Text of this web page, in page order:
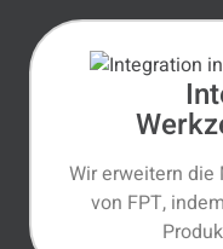
Wir erweitern
von FPT,